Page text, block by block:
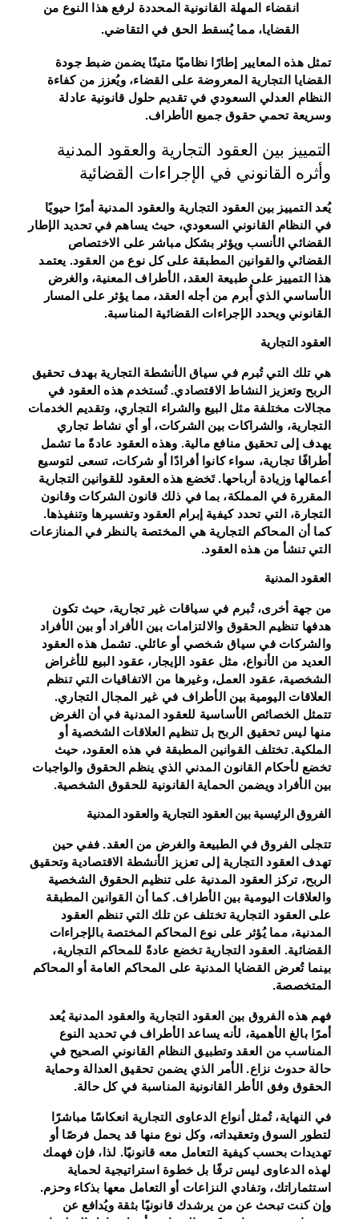
انقضاء المهلة القانونية المحددة لرفع هذا النوع من
القضايا، مما يُسقط الحق في التقاضي.
تمثل هذه المعايير إطارًا نظاميًا متينًا يضمن ضبط جودة
القضايا التجارية المعروضة على القضاء، ويُعزز من كفاءة
النظام العدلي السعودي في تقديم حلول قانونية عادلة
وسريعة تحمي حقوق جميع الأطراف.
التمييز بين العقود التجارية والعقود المدنية
وأثره القانوني في الإجراءات القضائية
يُعد التمييز بين العقود التجارية والعقود المدنية أمرًا حيويًا
في النظام القانوني السعودي، حيث يساهم في تحديد الإطار
القضائي الأنسب ويؤثر بشكل مباشر على الاختصاص
القضائي والقوانين المطبقة على كل نوع من العقود. يعتمد
هذا التمييز على طبيعة العقد، الأطراف المعنية، والغرض
الأساسي الذي أُبرم من أجله العقد، مما يؤثر على المسار
القانوني ويحدد الإجراءات القضائية المناسبة.
العقود التجارية
هي تلك التي تُبرم في سياق الأنشطة التجارية بهدف تحقيق
الربح وتعزيز النشاط الاقتصادي. تُستخدم هذه العقود في
مجالات مختلفة مثل البيع والشراء التجاري، وتقديم الخدمات
التجارية، والشراكات بين الشركات، أو أي نشاط تجاري
يهدف إلى تحقيق منافع مالية. وهذه العقود عادةً ما تشمل
أطرافًا تجارية، سواء كانوا أفرادًا أو شركات، تسعى لتوسيع
أعمالها وزيادة أرباحها. تَخضع هذه العقود للقوانين التجارية
المقررة في المملكة، بما في ذلك قانون الشركات وقانون
التجارة، التي تحدد كيفية إبرام العقود وتفسيرها وتنفيذها.
كما أن المحاكم التجارية هي المختصة بالنظر في المنازعات
التي تنشأ من هذه العقود.
العقود المدنية
من جهة أخرى، تُبرم في سياقات غير تجارية، حيث تكون
هدفها تنظيم الحقوق والالتزامات بين الأفراد أو بين الأفراد
والشركات في سياق شخصي أو عائلي. تشمل هذه العقود
العديد من الأنواع، مثل عقود الإيجار، عقود البيع للأغراض
الشخصية، عقود العمل، وغيرها من الاتفاقيات التي تنظم
العلاقات اليومية بين الأطراف في غير المجال التجاري.
تتمثل الخصائص الأساسية للعقود المدنية في أن الغرض
منها ليس تحقيق الربح بل تنظيم العلاقات الشخصية أو
الملكية. تختلف القوانين المطبقة في هذه العقود، حيث
تخضع لأحكام القانون المدني الذي ينظم الحقوق والواجبات
بين الأفراد ويضمن الحماية القانونية للحقوق الشخصية.
الفروق الرئيسية بين العقود التجارية والعقود المدنية
تتجلى الفروق في الطبيعة والغرض من العقد. ففي حين
تهدف العقود التجارية إلى تعزيز الأنشطة الاقتصادية وتحقيق
الربح، تركز العقود المدنية على تنظيم الحقوق الشخصية
والعلاقات اليومية بين الأطراف. كما أن القوانين المطبقة
على العقود التجارية تختلف عن تلك التي تنظم العقود
المدنية، مما يُؤثر على نوع المحاكم المختصة بالإجراءات
القضائية. العقود التجارية تخضع عادةً للمحاكم التجارية،
بينما تُعرض القضايا المدنية على المحاكم العامة أو المحاكم
المتخصصة.
فهم هذه الفروق بين العقود التجارية والعقود المدنية يُعد
أمرًا بالغ الأهمية، لأنه يساعد الأطراف في تحديد النوع
المناسب من العقد وتطبيق النظام القانوني الصحيح في
حالة حدوث نزاع. الأمر الذي يضمن تحقيق العدالة وحماية
الحقوق وفق الأطر القانونية المناسبة في كل حالة.
في النهاية، تُمثل أنواع الدعاوى التجارية انعكاسًا مباشرًا
لتطور السوق وتعقيداته، وكل نوع منها قد يحمل فرصًا أو
تهديدات بحسب كيفية التعامل معه قانونيًا. لذا، فإن فهمك
لهذه الدعاوى ليس ترفًا بل خطوة استراتيجية لحماية
استثماراتك، وتفادي النزاعات أو التعامل معها بذكاء وحزم.
وإن كنت تبحث عن من يرشدك قانونيًا بثقة ويُدافع عن